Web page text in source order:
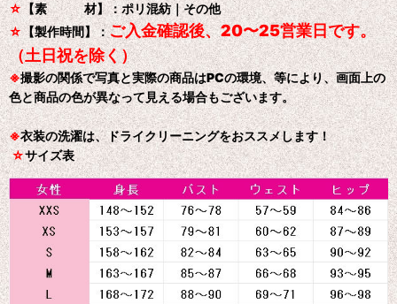
☆【素 材】：ポリ混紡｜その他
☆【製作時間】：ご入金確認後、20〜25営業日です。
（土日祝を除く）
※撮影の関係で写真と実際の商品はPCの環境、等により、画面上の
色と商品の色が異なって見える場合もございます。
※衣装の洗濯は、ドライクリーニングをおススメします！
☆サイズ表